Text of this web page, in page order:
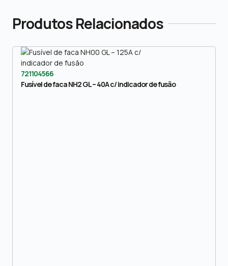
Produtos Relacionados
721104566
Fusível de faca NH2 GL – 40A c/ indicador de fusão